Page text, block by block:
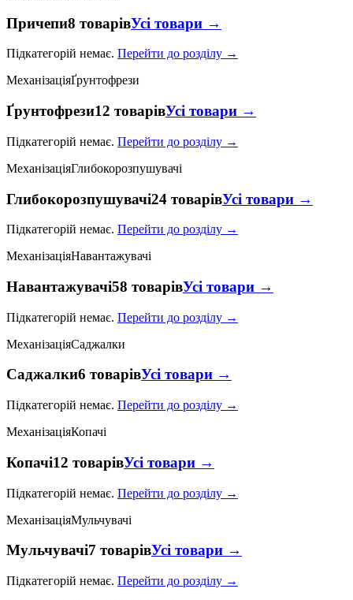
Причепи8 товарівУсі товари →
Підкатегорій немає. Перейти до розділу →
МеханізаціяҐрунтофрези
Ґрунтофрези12 товарівУсі товари →
Підкатегорій немає. Перейти до розділу →
МеханізаціяГлибокорозпушувачі
Глибокорозпушувачі24 товарівУсі товари →
Підкатегорій немає. Перейти до розділу →
МеханізаціяНавантажувачі
Навантажувачі58 товарівУсі товари →
Підкатегорій немає. Перейти до розділу →
МеханізаціяСаджалки
Саджалки6 товарівУсі товари →
Підкатегорій немає. Перейти до розділу →
МеханізаціяКопачі
Копачі12 товарівУсі товари →
Підкатегорій немає. Перейти до розділу →
МеханізаціяМульчувачі
Мульчувачі7 товарівУсі товари →
Підкатегорій немає. Перейти до розділу →